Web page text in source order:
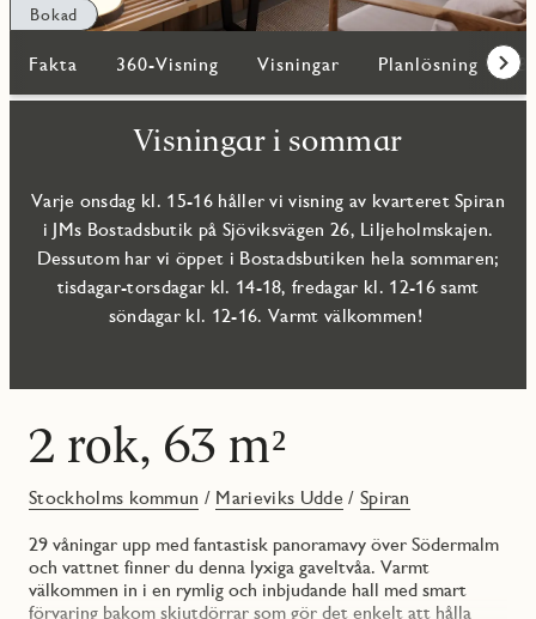
Bokad
Fakta 360-Visning Visningar Planlösning
Visningar i sommar
Varje onsdag kl. 15-16 håller vi visning av kvarteret Spiran
i JMs Bostadsbutik på Sjöviksvägen 26, Liljeholmskajen.
Dessutom har vi öppet i Bostadsbutiken hela sommaren;
tisdagar-torsdagar kl. 14-18, fredagar kl. 12-16 samt
söndagar kl. 12-16. Varmt välkommen!
2 rok, 63 m²
Stockholms kommun / Marieviks Udde / Spiran
29 våningar upp med fantastisk panoramavy över Södermalm
och vattnet finner du denna lyxiga gaveltvåa. Varmt
välkommen in i en rymlig och inbjudande hall med smart
förvaring bakom skjutdörrar som gör det enkelt att hålla